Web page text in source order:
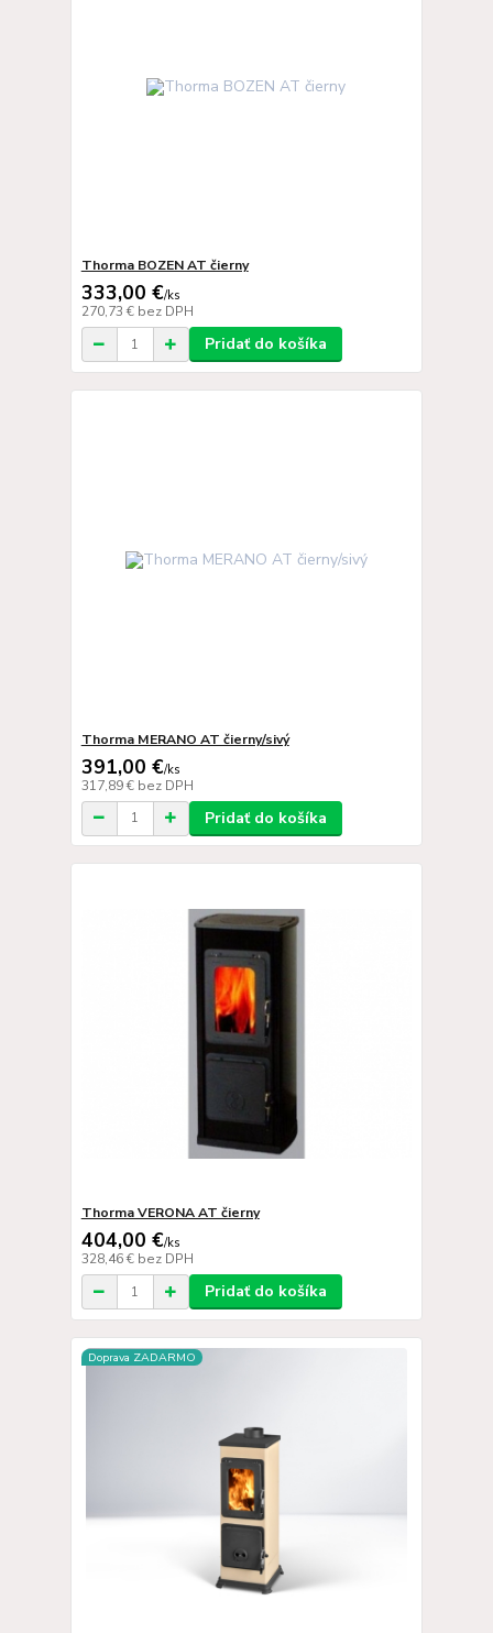
Thorma BOZEN AT čierny
333,00 €/ks
270,73 € bez DPH
Pridať do košíka
Thorma MERANO AT čierny/sivý
391,00 €/ks
317,89 € bez DPH
Pridať do košíka
Thorma VERONA AT čierny
404,00 €/ks
328,46 € bez DPH
Pridať do košíka
Doprava ZADARMO